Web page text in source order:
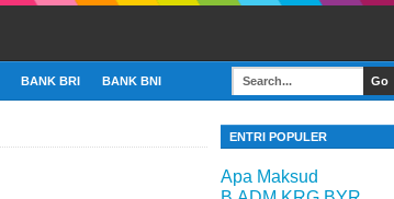
BANK BRI BANK BNI
ENTRI POPULER
Apa Maksud